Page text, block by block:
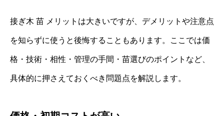
接ぎ木 苗 メリットは大きいですが、デメリットや注意点
を知らずに使うと後悔することもあります。ここでは価
格・技術・相性・管理の手間・苗選びのポイントなど、
具体的に押さえておくべき問題点を解説します。